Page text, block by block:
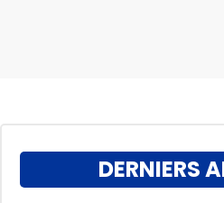
DERNIERS